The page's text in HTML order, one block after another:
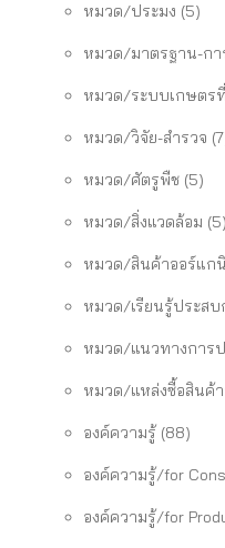
หมวด/ประมง (5)
หมวด/มาตรฐาน-กา
หมวด/ระบบเกษตร
หมวด/วิจัย-สำรวจ
หมวด/ศัตรูพืช (5)
หมวด/สิ่งแวดล้อม (5)
หมวด/สินค้าออร์แก
หมวด/เรียนรู้ประส
หมวด/แนวทางการ
หมวด/แหล่งซื้อสินค้
องค์ความรู้ (88)
องค์ความรู้/for
องค์ความรู้/for